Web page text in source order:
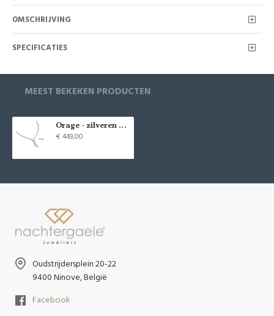
OMSCHRIJVING
SPECIFICATIES
MEEST BEKEKEN PRODUCTEN
Orage - zilveren halsketting met zirconium - 39885
€ 449,00
Oudstrijdersplein 20-22
9400 Ninove, België
Facebook